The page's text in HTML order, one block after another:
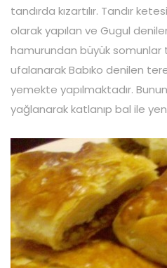
tandırda kızartılır. Tandır
olarak yapılan ve Gugul
hamurundan büyük somunlar
ufalanarak Babıko denilen
yemekte yapılmaktadır. Bunun
yağlanarak katlanıp bal ile